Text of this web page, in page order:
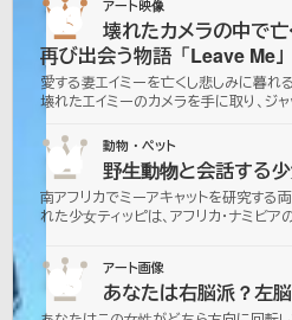
イ
ブ
さ
せ
た
03 アート映像
壊れたカメラの中で
再び出会う物語「Leave Me」
愛する妻エイミーを亡くし悲しみに暮れ
壊れたエイミーのカメラを手に取り、ジ
04 動物・ペット
野生動物と会話する
南アフリカでミーアキャットを研究する
れた少女ティッピは、アフリカ・ナミビ
05 アート画像
あなたは右脳派？左